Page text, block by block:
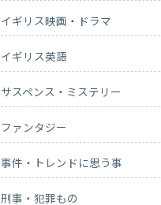
イギリス映画・ドラマ
イギリス英語
サスペンス・ミステリー
ファンタジー
事件・トレンドに思う事
刑事・犯罪もの